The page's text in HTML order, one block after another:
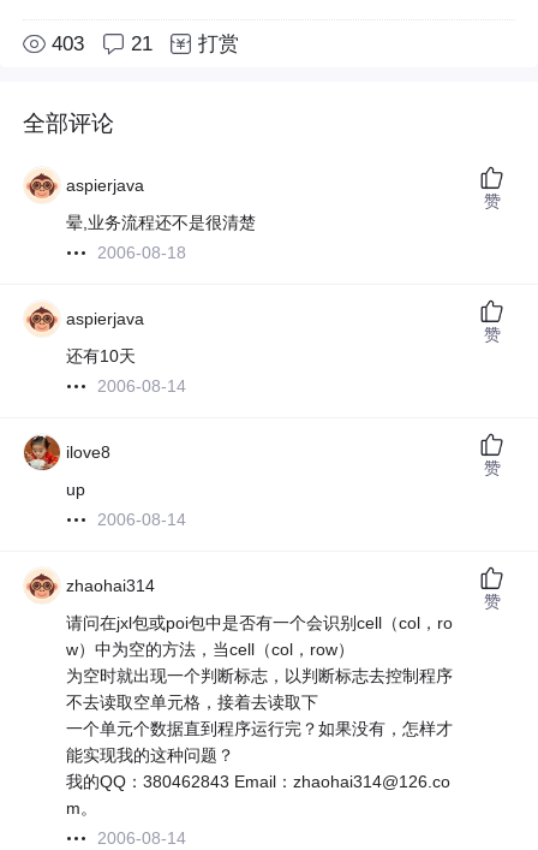
403 21 打赏
全部评论
aspierjava
晕,业务流程还不是很清楚
2006-08-18
赞
aspierjava
还有10天
2006-08-14
赞
ilove8
up
2006-08-14
赞
zhaohai314
请问在jxl包或poi包中是否有一个会识别cell（col，ro
w）中为空的方法，当cell（col，row）
为空时就出现一个判断标志，以判断标志去控制程序
不去读取空单元格，接着去读取下
一个单元个数据直到程序运行完？如果没有，怎样才
能实现我的这种问题？
我的QQ：380462843 Email：zhaohai314@126.co
m。
2006-08-14
赞